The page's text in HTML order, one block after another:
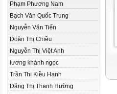
Phạm Phương Nam
Bạch Văn Quốc Trung
Nguyễn Văn Tiến
Đoàn Thị Chiều
Nguyễn Thị Việt Anh
lương khánh ngọc
Trần Thị Kiều Hạnh
Đặng Thị Thanh Hường